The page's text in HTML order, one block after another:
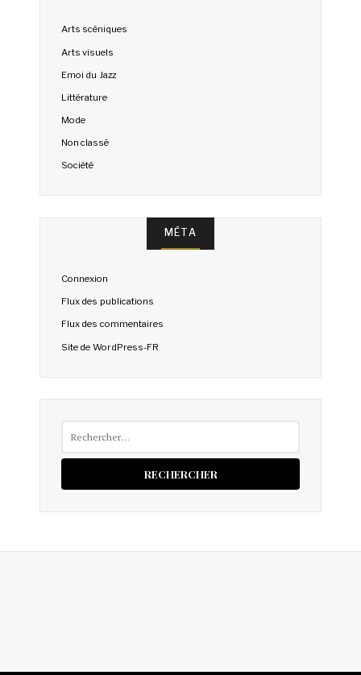
Arts scéniques
Arts visuels
Emoi du Jazz
Littérature
Mode
Non classé
Société
MÉTA
Connexion
Flux des publications
Flux des commentaires
Site de WordPress-FR